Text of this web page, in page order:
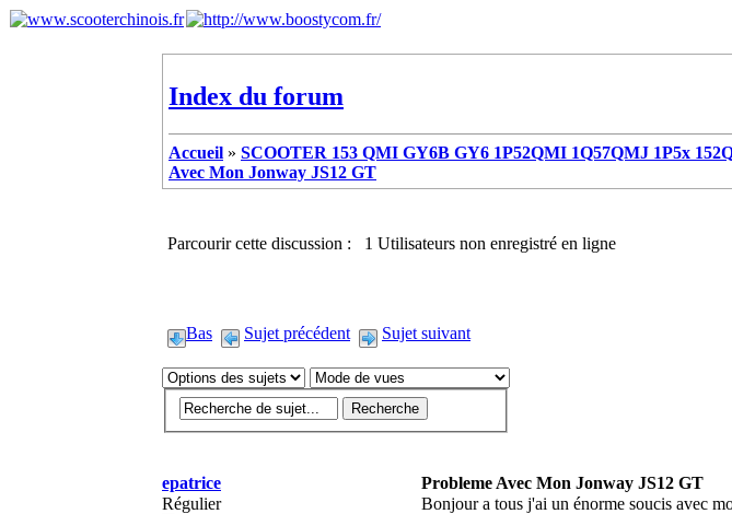
Index du forum
Accueil » SCOOTER 153 QMI GY6B GY6 1P52QMI 1Q57QMJ 1P5x
Avec Mon Jonway JS12 GT
Parcourir cette discussion : 1 Utilisateurs non enregistré en ligne
Bas Sujet précédent Sujet suivant
epatrice Probleme Avec Mon Jonway JS12 GT
Régulier
Bonjour a tous j'ai un énorme soucis avec